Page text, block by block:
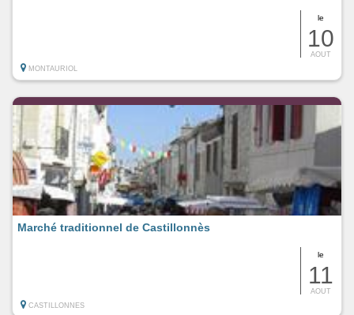
le
10
AOUT
MONTAURIOL
le
11
AOUT
Marché traditionnel de Castillonnès
CASTILLONNES